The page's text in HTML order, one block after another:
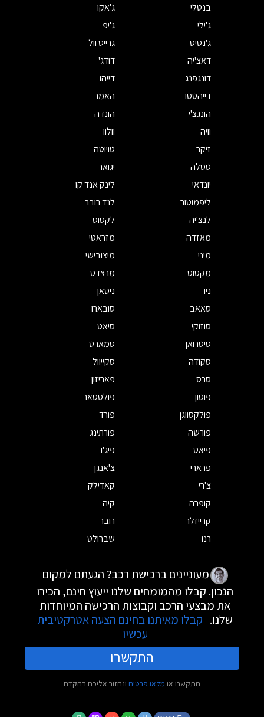
בנטלי
ג'אקו
ג'ילי
ג'יפ
ג'נסיס
גרייט וול
דאצ'יה
דודג'
דונגפנג
דייהו
דייהטסו
האמר
הונגצ'י
הונדה
וויה
וולוו
זיקר
טויוטה
טסלה
יגואר
יונדאי
לינק אנד קו
ליפמוטור
לנד רובר
לנצ'יה
לקסוס
מאזדה
מזראטי
מיני
מיצובישי
מקסוס
מרצדס
ניו
ניסאן
סאאב
סובארו
סוזוקי
סיאט
סיטרואן
סמארט
סקודה
סקייוול
סרס
פאריזון
פוטון
פולסטאר
פולקסווגן
פורד
פורשה
פורתינג
פיאט
פיג'ו
פרארי
צ'אנגן
צ'רי
קאדילק
קופרה
קיה
קרייזלר
רובר
רנו
שברולט
מעוניינים ברכישת רכב? הגעתם למקום
הנכון. קבלו מהמומחים שלנו ייעוץ חינם, הכירו
את מבצעי הרכב וקבוצות הרכישה המיוחדות
שלנו. קבלו מאיתנו בחינם הצעה אטרקטיבית
עכשיו
התקשרו
התקשרו או מלאו פרטים ונחזור אליכם בהקדם